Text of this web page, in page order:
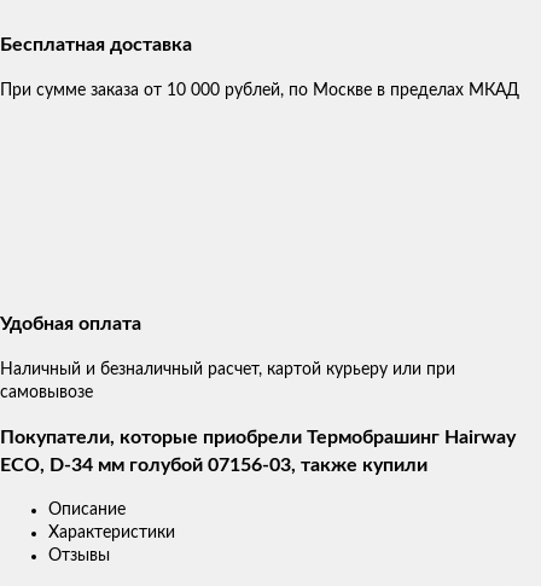
Бесплатная доставка
При сумме заказа от 10 000 рублей, по Москве в пределах МКАД
Удобная оплата
Наличный и безналичный расчет, картой курьеру или при
самовывозе
Покупатели, которые приобрели Термобрашинг Hairway
ECO, D-34 мм голубой 07156-03, также купили
Описание
Характеристики
Отзывы